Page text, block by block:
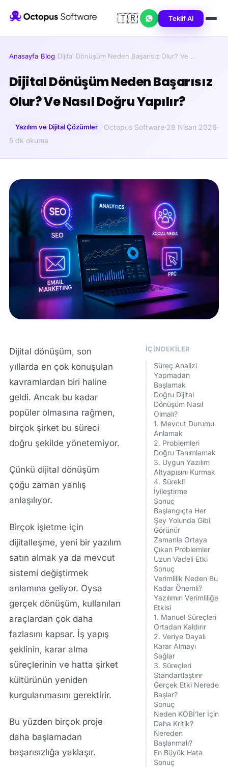
🇹🇷 Teklif Al
Anasayfa/Blog/Dijital Dönüşüm Neden Başarısız Olur? Ve …
Dijital Dönüşüm Neden Başarısız
Olur? Ve Nasıl Doğru Yapılır?
Yazılım ve Dijital Çözümler Octopus Software·28 Nisan 2026·
5 dk okuma
İÇINDEKILER
Süreç Analizi
Yapmadan
Başlamak
Doğru Dijital
Dönüşüm Nasıl
Olmalı?
1. Mevcut Durumu
Anlamak
2. Problemleri
Doğru Tanımlamak
3. Uygun Yazılım
Altyapısını Kurmak
4. Sürekli
İyileştirme
Sonuç
Başlangıçta Her
Şey Yolunda Gibi
Görünür
Zamanla Ortaya
Çıkan Problemler
Uzun Vadeli Etki
Sonuç
Verimlilik Neden Bu
Kadar Önemli?
Yazılımın Verimliliğe
Etkisi
1. Manuel Süreçleri
Ortadan Kaldırır
2. Veriye Dayalı
Karar Almayı
Sağlar
3. Süreçleri
Standartlaştırır
Gerçek Etki Nerede
Başlar?
Sonuç
Neden KOBİ’ler İçin
Daha Kritik?
Nereden
Başlanmalı?
En Büyük Hata
Sonuç
Dijital dönüşüm, son
yıllarda en çok konuşulan
kavramlardan biri haline
geldi. Ancak bu kadar
popüler olmasına rağmen,
birçok şirket bu süreci
doğru şekilde yönetemiyor.
Çünkü dijital dönüşüm
çoğu zaman yanlış
anlaşılıyor.
Birçok işletme için
dijitalleşme, yeni bir yazılım
satın almak ya da mevcut
sistemi değiştirmek
anlamına geliyor. Oysa
gerçek dönüşüm, kullanılan
araçlardan çok daha
fazlasını kapsar. İş yapış
şeklinin, karar alma
süreçlerinin ve hatta şirket
kültürünün yeniden
kurgulanmasını gerektirir.
Bu yüzden birçok proje
daha başlamadan
başarısızlığa yaklaşır.